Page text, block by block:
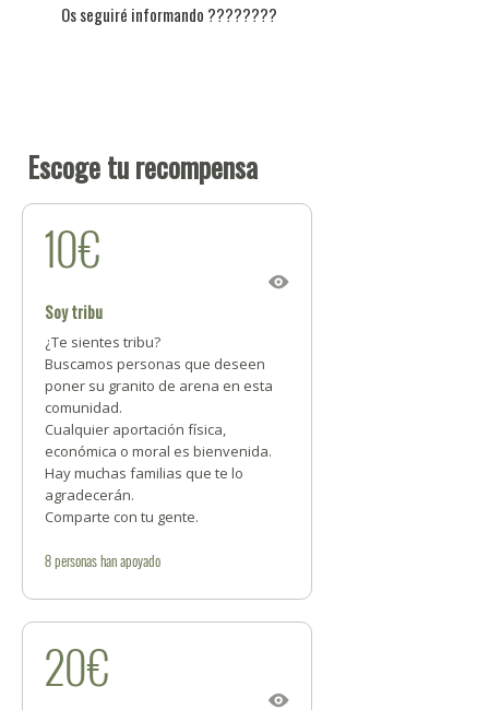
Os seguiré informando ????????
Escoge tu recompensa
10€
Soy tribu
¿Te sientes tribu?
Buscamos personas que deseen
poner su granito de arena en esta
comunidad.
Cualquier aportación física,
económica o moral es bienvenida.
Hay muchas familias que te lo
agradecerán.
Comparte con tu gente.
8personashan apoyado
20€